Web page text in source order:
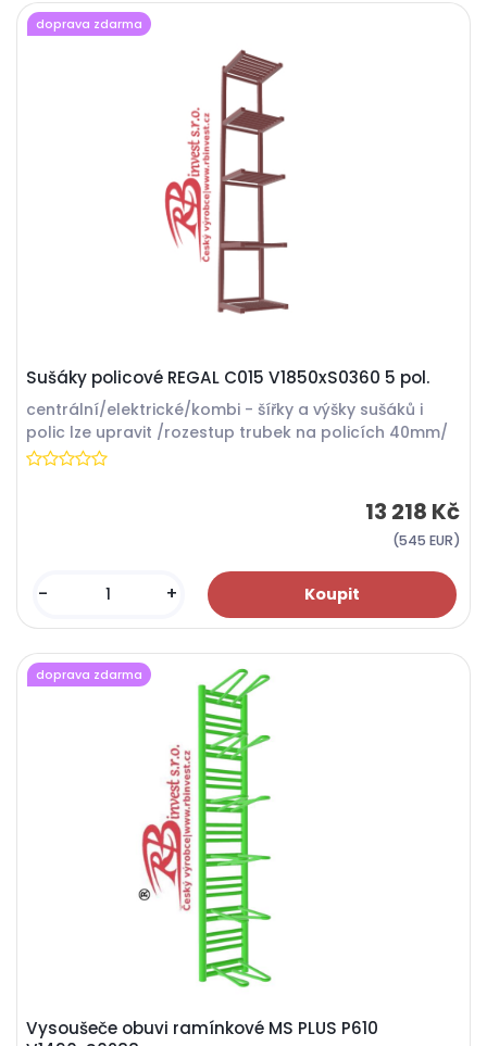
Sušáky policové REGAL C015 V1850xS0360 5 pol.
centrální/elektrické/kombi - šířky a výšky sušáků i
polic lze upravit /rozestup trubek na policích 40mm/
13 218 Kč
(545 EUR)
- +
doprava zdarma
Vysoušeče obuvi ramínkové MS PLUS P610
doprava zdarma